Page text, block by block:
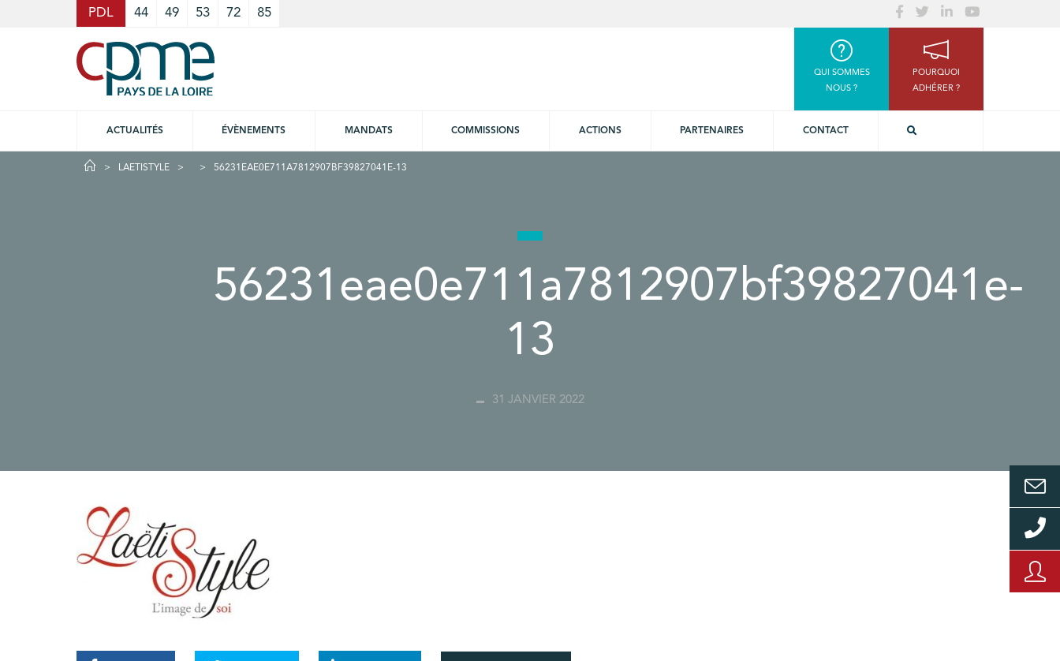
PDL 44 49 53 72 85
QUI SOMMES
NOUS ?
POURQUOI
ADHÉRER ?
ACTUALITÉS ÉVÈNEMENTS MANDATS COMMISSIONS ACTIONS PARTENAIRES CONTACT
LAETISTYLE 56231EAE0E711A7812907BF39827041E-13
56231eae0e711a7812907bf39827041e-
13
31 JANVIER 2022
Cookies management panel